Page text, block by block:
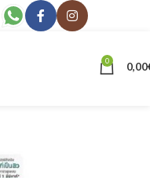
0 0,00